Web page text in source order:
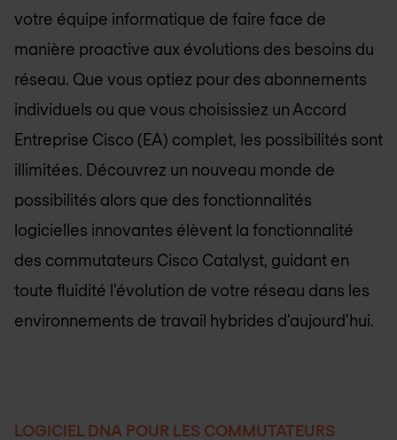
votre équipe informatique de faire face de
manière proactive aux évolutions des besoins du
réseau. Que vous optiez pour des abonnements
individuels ou que vous choisissiez un Accord
Entreprise Cisco (EA) complet, les possibilités sont
illimitées. Découvrez un nouveau monde de
possibilités alors que des fonctionnalités
logicielles innovantes élèvent la fonctionnalité
des commutateurs Cisco Catalyst, guidant en
toute fluidité l'évolution de votre réseau dans les
environnements de travail hybrides d'aujourd'hui.
LOGICIEL DNA POUR LES COMMUTATEURS